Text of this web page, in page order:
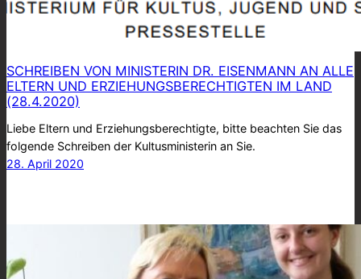
SCHREIBEN VON MINISTERIN DR. EISENMANN AN ALLE
ELTERN UND ERZIEHUNGSBERECHTIGTEN IM LAND
(28.4.2020)
Liebe Eltern und Erziehungsberechtigte, bitte beachten Sie das
folgende Schreiben der Kultusministerin an Sie.
28. April 2020